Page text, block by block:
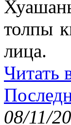
толпы
лица.
Читать
08/11/